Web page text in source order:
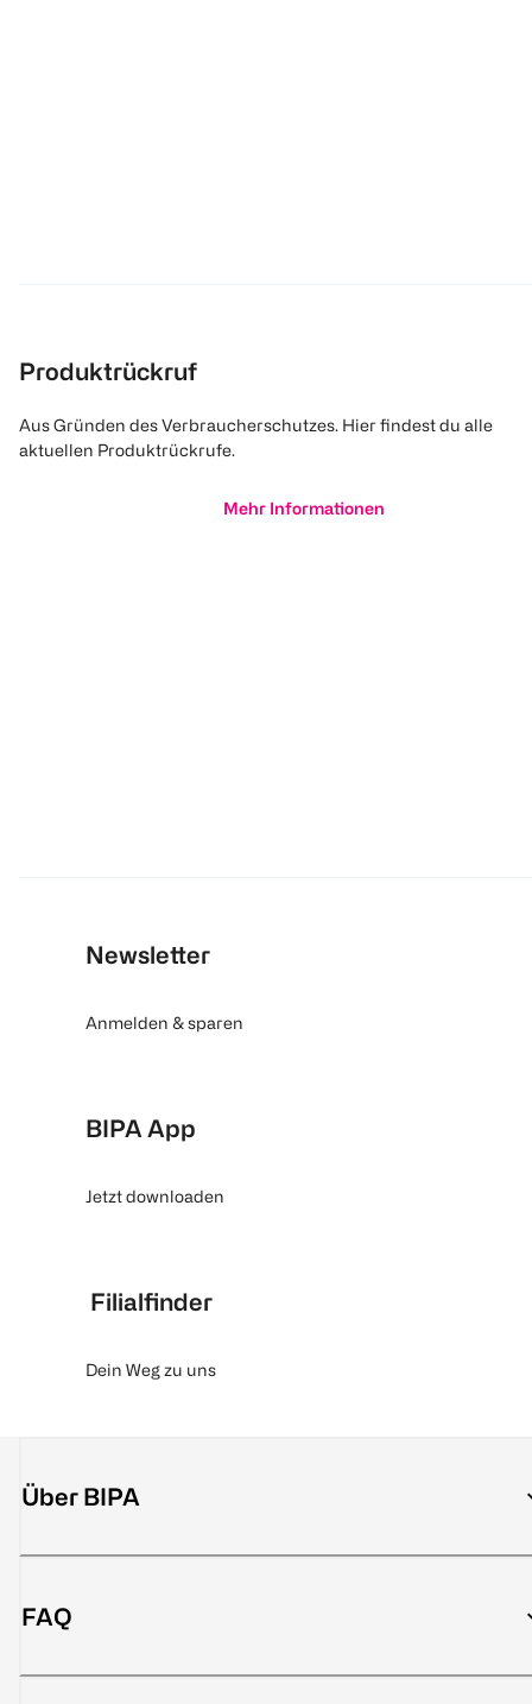
Produktrückruf
Aus Gründen des Verbraucherschutzes. Hier findest du alle
aktuellen Produktrückrufe.
Mehr Informationen
Newsletter
Anmelden & sparen
BIPA App
Jetzt downloaden
Filialfinder
Dein Weg zu uns
Über BIPA
FAQ